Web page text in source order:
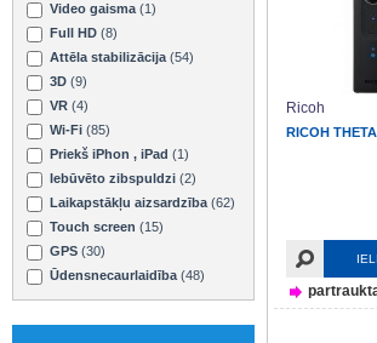
Video gaisma (1)
Full HD (8)
Attēla stabilizācija (54)
3D (9)
VR (4)
Wi-Fi (85)
Priekš iPhon , iPad (1)
Iebūvēto zibspuldzi (2)
Laikapstākļu aizsardzība (62)
Touch screen (15)
GPS (30)
Ūdensnecaurlaidība (48)
Ricoh
RICOH